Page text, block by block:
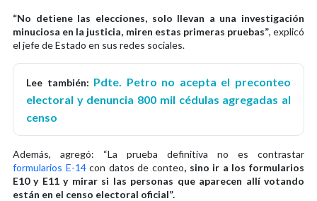
“No detiene las elecciones, solo llevan a una investigación
minuciosa en la justicia, miren estas primeras pruebas”, explicó
el jefe de Estado en sus redes sociales.
Lee también: Pdte. Petro no acepta el preconteo
electoral y denuncia 800 mil cédulas agregadas al
censo
Además, agregó: “La prueba definitiva no es contrastar
formularios E-14con datos de conteo, sino ir a los formularios
E10 y E11 y mirar si las personas que aparecen allí votando
están en el censo electoral oficial”.